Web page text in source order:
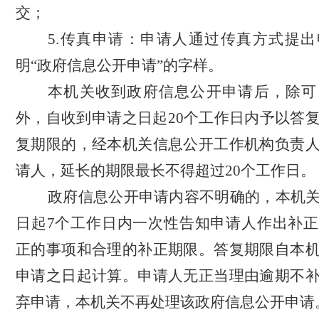
交；
5.传真申请：申请人通过传真方式提
明“政府信息公开申请”的字样。
本机关收到政府信息公开申请后，除
外，自收到申请之日起20个工作日内予以答
复期限的，经本机关信息公开工作机构负责
请人，延长的期限最长不得超过20个工作日。
政府信息公开申请内容不明确的，本机
日起7个工作日内一次性告知申请人作出补
正的事项和合理的补正期限。答复期限自本
申请之日起计算。申请人无正当理由逾期不
弃申请，本机关不再处理该政府信息公开申请